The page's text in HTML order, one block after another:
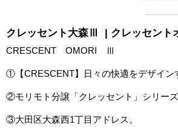
クレッセント大森Ⅲ | クレッセント
CRESCENT OMORI Ⅲ
①【CRESCENT】日々の快適をデザイン
②モリモト分譲「クレッセント」シリーズ
③大田区大森西1丁目アドレス。